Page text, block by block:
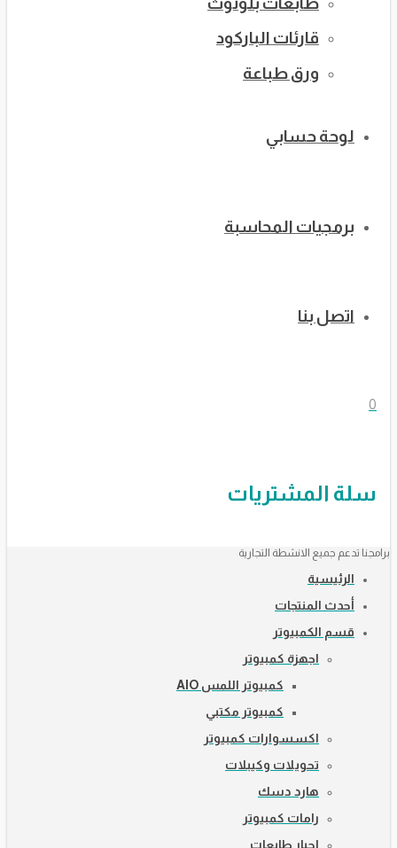
قارئات الباركود
ورق طباعة
لوحة حسابي
برمجيات المحاسبة
اتصل بنا
0
سلة المشتريات
برامجنا تدعم جميع الانشطة التجارية
الرئيسية
أحدث المنتجات
قسم الكمبيوتر
اجهزة كمبيوتر
كمبيوتر اللمس AIO
كمبيوتر مكتبي
اكسسوارات كمبيوتر
تحويلات وكيبلات
هارد دسك
رامات كمبيوتر
احبار طابعات